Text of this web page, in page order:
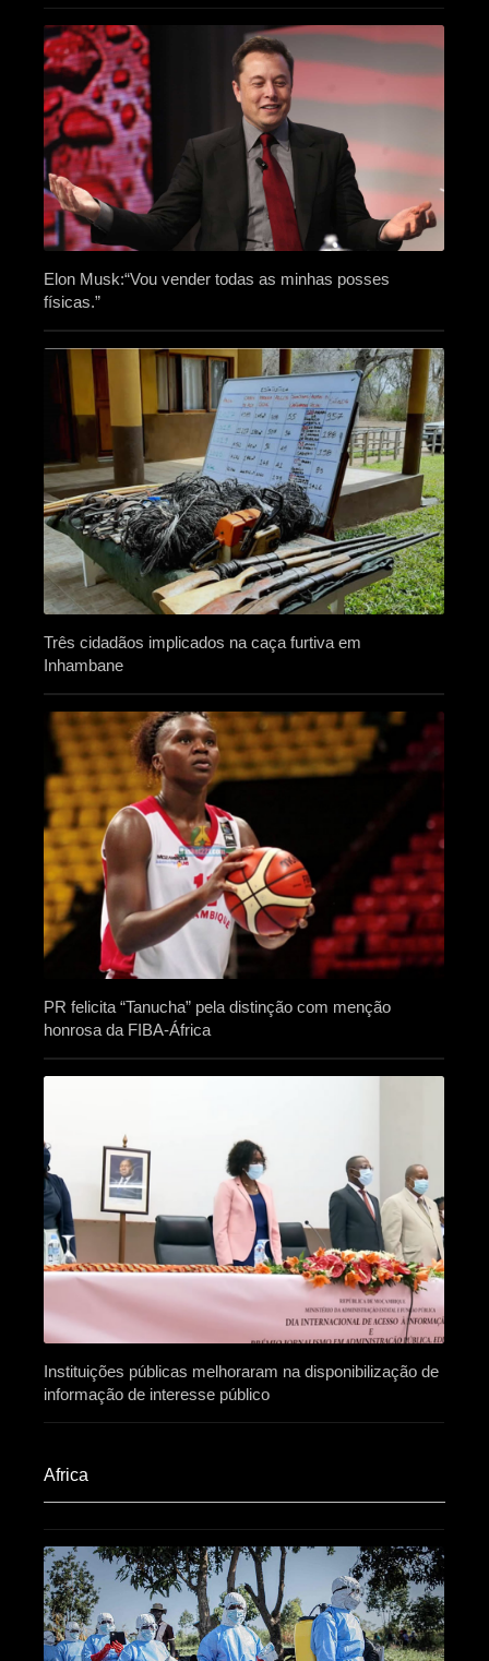
Elon Musk:“Vou vender todas as minhas posses
físicas.”
Três cidadãos implicados na caça furtiva em
Inhambane
PR felicita “Tanucha” pela distinção com menção
honrosa da FIBA-África
Instituições públicas melhoraram na disponibilização de
informação de interesse público
Africa​